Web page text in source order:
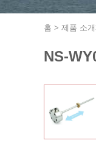
홈 > 제품 소개
NS-